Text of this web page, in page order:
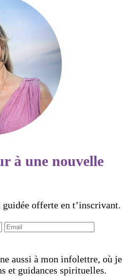
à une nouvelle
offerte en t’inscrivant.
aussi à mon infolettre, où je
et guidances spirituelles.